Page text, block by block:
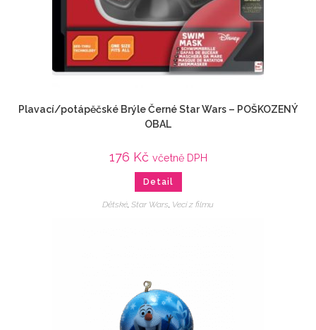
Plavací/potápěčské Brýle Černé Star Wars – POŠKOZENÝ
OBAL
176 Kč včetně DPH
Detail
Dětské, Star Wars, Veci z filmu